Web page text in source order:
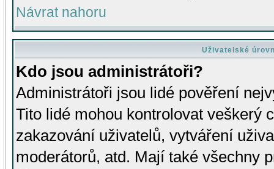
Návrat nahoru
Uživatelské
Kdo jsou administrátoři?
Administrátoři jsou lidé pověření
Tito lidé mohou kontrolovat veškerý
zakazování uživatelů, vytváření
moderátorů, atd. Mají také všechny